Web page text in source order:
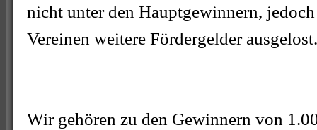
nicht unter den Hauptgewinnern,
Vereinen weitere Fördergelder ausgelost.
Wir gehören zu den Gewinnern von